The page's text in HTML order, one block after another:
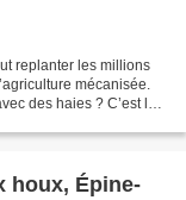
replanter les millions
mécanisée.
des haies ? C’est la
houx, Épine-